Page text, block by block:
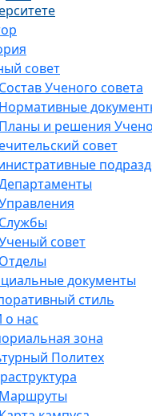
совет
Состав Ученого совета
Нормативные
Планы и решения
совет
Службы
совет
Отделы
документы
стиль
нас
зона
Политех
Маршруты